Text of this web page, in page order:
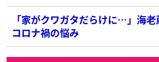
「家がクワガタだらけに…」海
コロナ禍の悩み